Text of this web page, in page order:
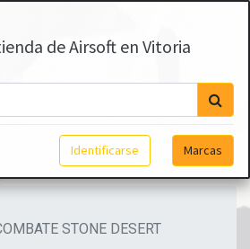
de Airsoft en Vitoria
Identificarse Marcas
STONE DESERT